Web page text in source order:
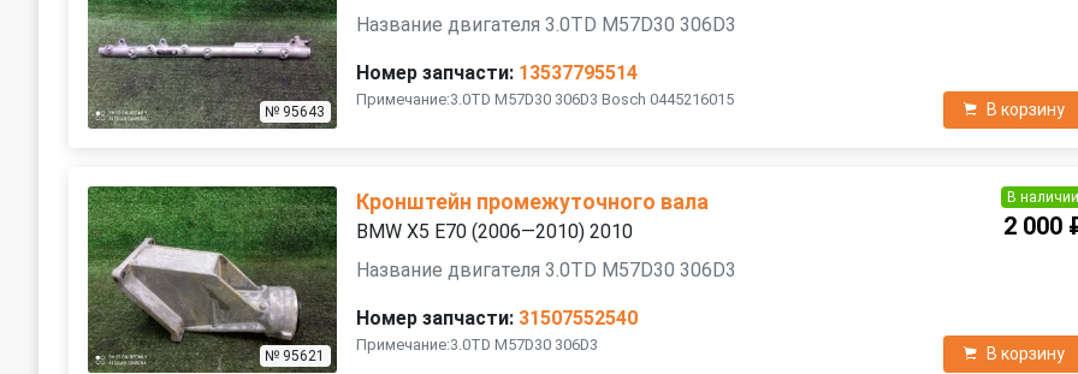
№ 95643
Название двигателя 3.0TD M57D30 306D3
Номер запчасти: 13537795514
Примечание:3.0TD M57D30 306D3 Bosch 0445216015 В корзину
№ 95621
Кронштейн промежуточного вала
BMW X5 E70 (2006—2010) 2010
Название двигателя 3.0TD M57D30 306D3
Номер запчасти: 31507552540
Примечание:3.0TD M57D30 306D3
В наличии
2 000
В корзину